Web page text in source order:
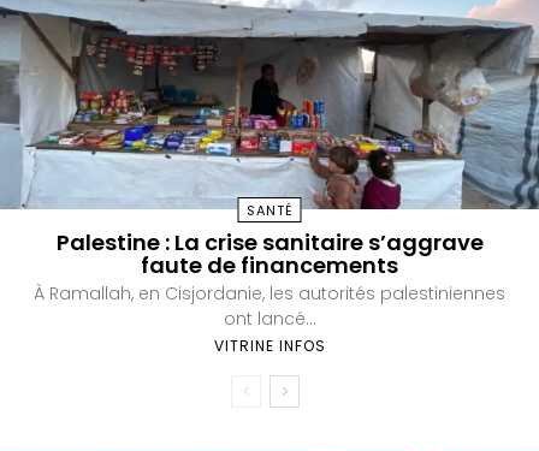
SANTÉ
Palestine : La crise sanitaire s’aggrave
faute de financements
À Ramallah, en Cisjordanie, les autorités palestiniennes
ont lancé...
VITRINE INFOS